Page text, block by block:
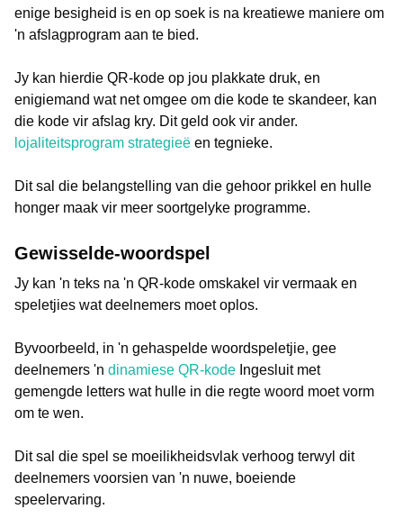
enige besigheid is en op soek is na kreatiewe maniere om
'n afslagprogram aan te bied.
Jy kan hierdie QR-kode op jou plakkate druk, en
enigiemand wat net omgee om die kode te skandeer, kan
die kode vir afslag kry. Dit geld ook vir ander.
lojaliteitsprogram strategieë en tegnieke.
Dit sal die belangstelling van die gehoor prikkel en hulle
honger maak vir meer soortgelyke programme.
Gewisselde-woordspel
Jy kan 'n teks na 'n QR-kode omskakel vir vermaak en
speletjies wat deelnemers moet oplos.
Byvoorbeeld, in 'n gehaspelde woordspeletjie, gee
deelnemers 'n dinamiese QR-kode Ingesluit met
gemengde letters wat hulle in die regte woord moet vorm
om te wen.
Dit sal die spel se moeilikheidsvlak verhoog terwyl dit
deelnemers voorsien van 'n nuwe, boeiende
speelervaring.